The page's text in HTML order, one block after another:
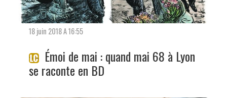
18 juin 2018 A 16:55
Émoi de mai : quand mai 68 à Lyon
se raconte en BD